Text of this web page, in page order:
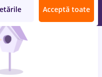
Acceptă toate